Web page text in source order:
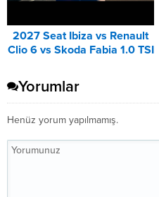
2027 Seat Ibiza vs Renault
Clio 6 vs Skoda Fabia 1.0 TSI
Yorumlar
Henüz yorum yapılmamış.